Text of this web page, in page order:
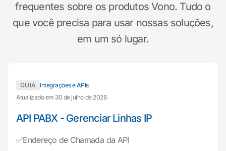
frequentes sobre os produtos Vono. Tudo o
que você precisa para usar nossas soluções,
em um só lugar.
GUIA
Integrações e APIs
Atualizado em 30 de julho de 2026
API PABX - Gerenciar Linhas IP
✅Endereço de Chamada da API